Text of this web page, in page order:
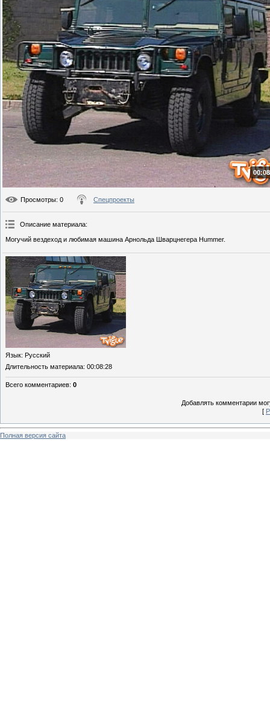
Просмотры: 0 Спецпроекты
Описание материала:
Могучий вездеход и любимая машина Арнольда Шварцнегера Hummer.
Язык: Русский
Длительность материала: 00:08:28
Всего комментариев: 0
Добавлять комментарии
[
Полная версия сайта